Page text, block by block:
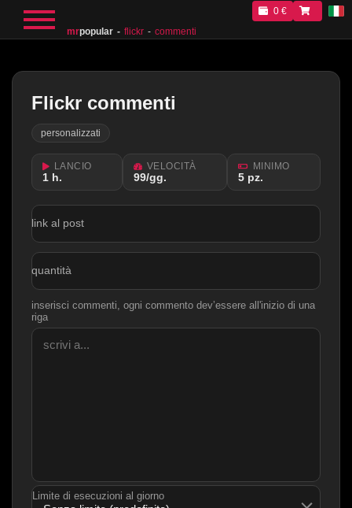
mrpopular flickr commenti
0 €
Flickr commenti
personalizzati
LANCIO
1 h.
VELOCITÀ
99/gg.
MINIMO
5 pz.
link al post
quantità
inserisci commenti, ogni commento dev’essere all'inizio di una
riga
Limite di esecuzioni al giorno